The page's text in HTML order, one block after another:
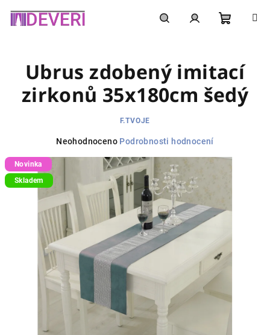
košík
Ubrus zdobený imitací
zirkonů 35x180cm šedý
F.TVOJE
Průměrné
0,0
5
hvězdiček.
Neohodnoceno Podrobnosti hodnocení
Novinka
Skladem